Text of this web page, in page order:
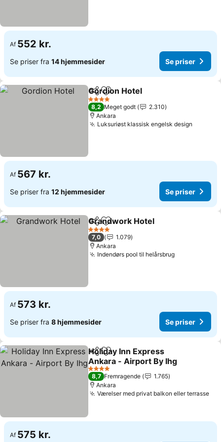
Af 552 kr.
Se priser fra 14 hjemmesider Se priser
Del Føj til favoritter
Gordion Hotel
4 Stjerner
8,2 Meget godt
2.310
Ankara
Luksuriøst klassisk engelsk design
Af 567 kr.
Se priser fra 12 hjemmesider Se priser
Del Føj til favoritter
Grandwork Hotel
4 Stjerner
7,0
1.079
Ankara
Indendørs pool til helårsbrugSe priser
Af 573 kr.
Se priser fra 8 hjemmesider Se priser
Del Føj til favoritter
Holiday Inn Express
Ankara - Airport By Ihg
Se priser
4 Stjerner
8,7 Fremragende
1.765
Ankara
Værelser med privat balkon eller terrasseSe
Af 575 kr.